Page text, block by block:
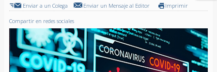
Enviar a un Colega Enviar un Mensaje al Editor Imprimir
Compartir en redes sociales